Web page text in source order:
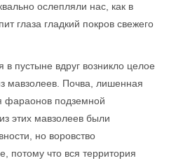
ослепляли нас, как в
глаза гладкий покров свежего
в пустыне вдруг возникло целое
мавзолеев. Почва, лишенная
фараонов подземной
этих мавзолеев были
но воровство
потому что вся территория